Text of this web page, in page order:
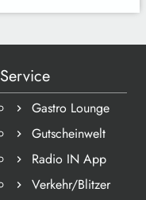
Service
Gastro Lounge
Gutscheinwelt
Radio IN App
Verkehr/Blitzer